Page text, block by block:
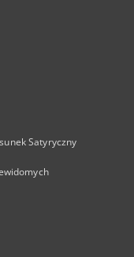
Satyryczny